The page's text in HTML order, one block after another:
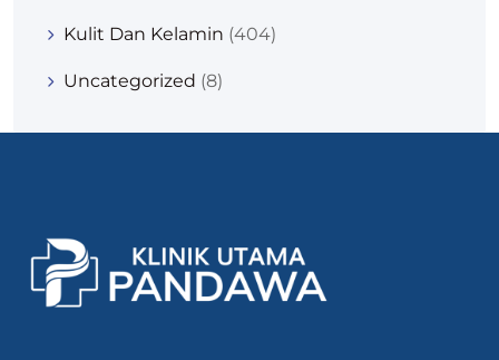
Kulit Dan Kelamin (404)
Uncategorized (8)